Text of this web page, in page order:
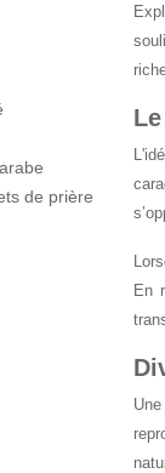
de prière
En